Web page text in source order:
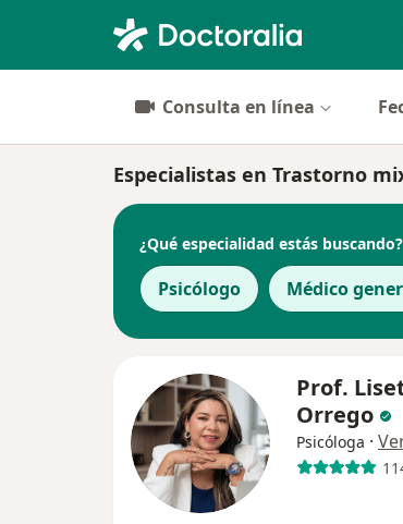
Consulta en línea
Especialistas en Trastorno
¿Qué especialidad estás buscando?
Psicólogo Médico
Prof.
Orrego
Psicóloga ·